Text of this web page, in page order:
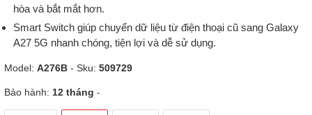
hòa và bắt mắt hơn.
Smart Switch giúp chuyển dữ liệu từ điện thoại cũ sang Galaxy
A27 5G nhanh chóng, tiện lợi và dễ sử dụng.
Model: A276B - Sku: 509729
Bảo hành: 12 tháng -